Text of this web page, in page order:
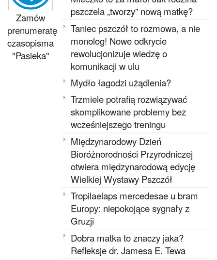
Zamów
prenumeratę
czasopisma
"Pasieka"
pszczela „tworzy” nową matkę?
Taniec pszczół to rozmowa, a nie
monolog! Nowe odkrycie
rewolucjonizuje wiedzę o
komunikacji w ulu
Mydło łagodzi użądlenia?
Trzmiele potrafią rozwiązywać
skomplikowane problemy bez
wcześniejszego treningu
Międzynarodowy Dzień
Bioróżnorodności Przyrodniczej
otwiera międzynarodową edycję
Wielkiej Wystawy Pszczół
Tropilaelaps mercedesae u bram
Europy: niepokojące sygnały z
Gruzji
Dobra matka to znaczy jaka?
Refleksje dr. Jamesa E. Tewa